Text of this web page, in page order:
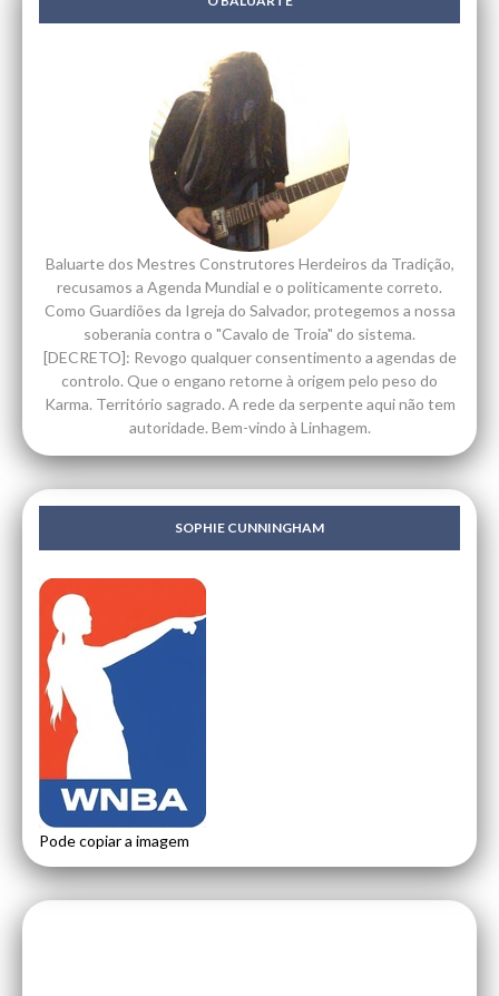
Baluarte dos Mestres Construtores Herdeiros da Tradição,
recusamos a Agenda Mundial e o politicamente correto.
Como Guardiões da Igreja do Salvador, protegemos a nossa
soberania contra o "Cavalo de Troia" do sistema.
[DECRETO]: Revogo qualquer consentimento a agendas de
controlo. Que o engano retorne à origem pelo peso do
Karma. Território sagrado. A rede da serpente aqui não tem
autoridade. Bem-vindo à Linhagem.
SOPHIE CUNNINGHAM
Pode copiar a imagem